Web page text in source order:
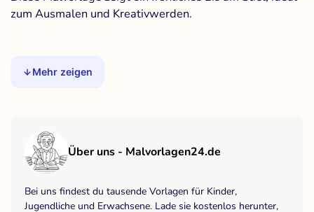
zum Ausmalen und Kreativwerden.
Mehr zeigen
Über uns - Malvorlagen24.de
Bei uns findest du tausende Vorlagen für Kinder,
Jugendliche und Erwachsene. Lade sie kostenlos herunter,